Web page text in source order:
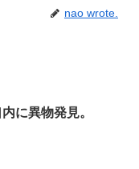
nao wrote.
に異物発見。